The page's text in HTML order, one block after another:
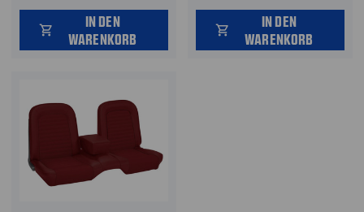
shopping_cart
IN DEN
WARENKORB
shopping_cart
IN DEN
WARENKORB